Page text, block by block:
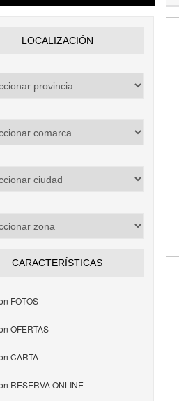
LOCALIZACIÓN
CARACTERÍSTICAS
FOTOS
OFERTAS
CARTA
RESERVA ONLINE